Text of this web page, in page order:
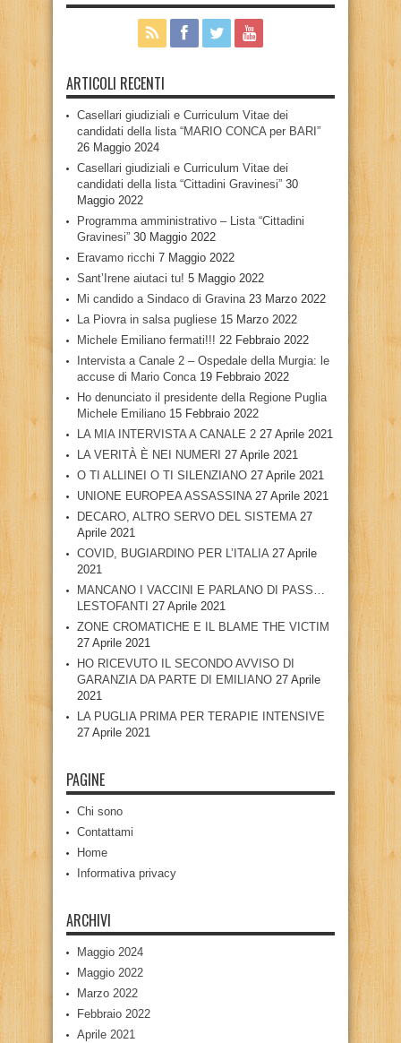
ARTICOLI RECENTI
Casellari giudiziali e Curriculum Vitae dei
candidati della lista “MARIO CONCA per BARI”
26 Maggio 2024
Casellari giudiziali e Curriculum Vitae dei
candidati della lista “Cittadini Gravinesi” 30
Maggio 2022
Programma amministrativo – Lista “Cittadini
Gravinesi” 30 Maggio 2022
Eravamo ricchi 7 Maggio 2022
Sant’Irene aiutaci tu! 5 Maggio 2022
Mi candido a Sindaco di Gravina 23 Marzo 2022
La Piovra in salsa pugliese 15 Marzo 2022
Michele Emiliano fermati!!! 22 Febbraio 2022
Intervista a Canale 2 – Ospedale della Murgia: le
accuse di Mario Conca 19 Febbraio 2022
Ho denunciato il presidente della Regione Puglia
Michele Emiliano 15 Febbraio 2022
LA MIA INTERVISTA A CANALE 2 27 Aprile 2021
LA VERITÀ È NEI NUMERI 27 Aprile 2021
O TI ALLINEI O TI SILENZIANO 27 Aprile 2021
UNIONE EUROPEA ASSASSINA 27 Aprile 2021
DECARO, ALTRO SERVO DEL SISTEMA 27
Aprile 2021
COVID, BUGIARDINO PER L’ITALIA 27 Aprile
2021
MANCANO I VACCINI E PARLANO DI PASS…
LESTOFANTI 27 Aprile 2021
ZONE CROMATICHE E IL BLAME THE VICTIM
27 Aprile 2021
HO RICEVUTO IL SECONDO AVVISO DI
GARANZIA DA PARTE DI EMILIANO 27 Aprile
2021
LA PUGLIA PRIMA PER TERAPIE INTENSIVE
27 Aprile 2021
PAGINE
Chi sono
Contattami
Home
Informativa privacy
ARCHIVI
Maggio 2024
Maggio 2022
Marzo 2022
Febbraio 2022
Aprile 2021